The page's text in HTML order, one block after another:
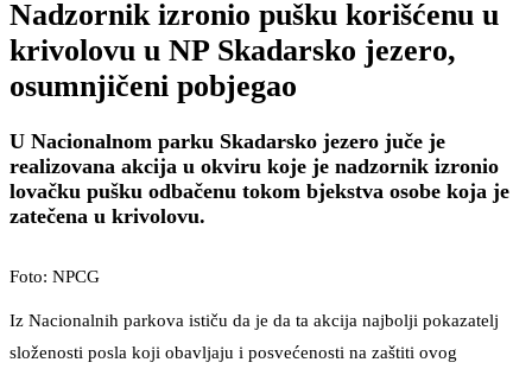
Nadzornik izronio pušku korišćenu u
krivolovu u NP Skadarsko jezero,
osumnjičeni pobjegao
U Nacionalnom parku Skadarsko jezero juče je
realizovana akcija u okviru koje je nadzornik izronio
lovačku pušku odbačenu tokom bjekstva osobe koja je
zatečena u krivolovu.
Foto: NPCG
Iz Nacionalnih parkova ističu da je da ta akcija najbolji pokazatelj
složenosti posla koji obavljaju i posvećenosti na zaštiti ovog